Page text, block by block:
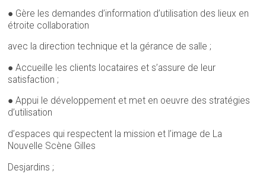
● Gère les demandes d’information d’utilisation des lieux en
étroite collaboration
avec la direction technique et la gérance de salle ;
● Accueille les clients locataires et s’assure de leur
satisfaction ;
● Appui le développement et met en oeuvre des stratégies
d’utilisation
d’espaces qui respectent la mission et l’image de La
Nouvelle Scène Gilles
Desjardins ;